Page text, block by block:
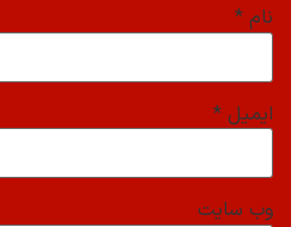
نام *
ایمیل *
وب‌ سایت